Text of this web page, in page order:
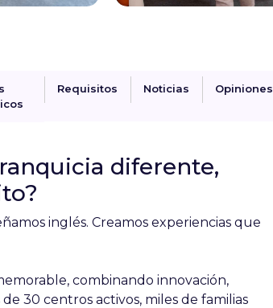
Requisitos Noticias Opiniones
diferente,
inglés. Creamos experiencias que
combinando innovación,
30 centros activos, miles de familias